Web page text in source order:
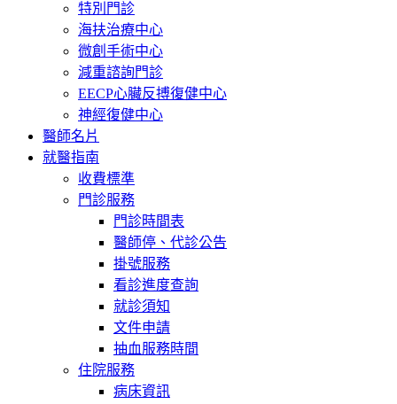
特別門診
海扶治療中心
微創手術中心
減重諮詢門診
EECP心臟反搏復健中心
神經復健中心
醫師名片
就醫指南
收費標準
門診服務
門診時間表
醫師停、代診公告
掛號服務
看診進度查詢
就診須知
文件申請
抽血服務時間
住院服務
病床資訊